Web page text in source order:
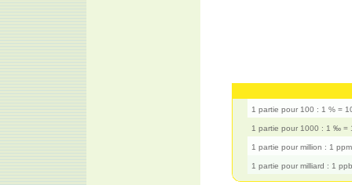
1 partie pour 100 : 1 % =
1 partie pour 1000 : 1 ‰ =
1 partie pour million : 1
1 partie pour milliard : 1